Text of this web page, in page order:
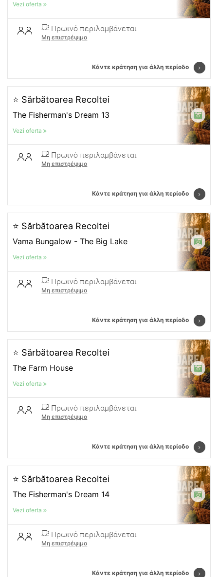
Vezi oferta
Πρωινό περιλαμβάνεται
Μη επιστρέψιμο
Κάντε κράτηση για άλλη περίοδο
⭐ Sărbătoarea Recoltei
The Fisherman's Dream 13
Vezi oferta
Πρωινό περιλαμβάνεται
Μη επιστρέψιμο
Κάντε κράτηση για άλλη περίοδο
⭐ Sărbătoarea Recoltei
Vama Bungalow - The Big Lake
Vezi oferta
Πρωινό περιλαμβάνεται
Μη επιστρέψιμο
Κάντε κράτηση για άλλη περίοδο
⭐ Sărbătoarea Recoltei
The Farm House
Vezi oferta
Πρωινό περιλαμβάνεται
Μη επιστρέψιμο
Κάντε κράτηση για άλλη περίοδο
⭐ Sărbătoarea Recoltei
The Fisherman's Dream 14
Vezi oferta
Πρωινό περιλαμβάνεται
Μη επιστρέψιμο
Κάντε κράτηση για άλλη περίοδο